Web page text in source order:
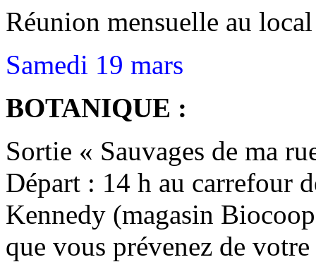
Réunion mensuelle au
Samedi 19 mars
BOTANIQUE :
Sortie « Sauvages de ma
Départ : 14 h au carrefour
Kennedy (magasin
que vous prévenez de votre